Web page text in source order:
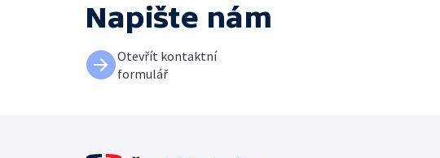
Napište nám
Otevřít kontaktní
formulář